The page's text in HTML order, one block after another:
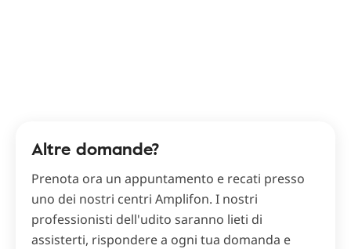
Altre domande?
Prenota ora un appuntamento e recati presso
uno dei nostri centri Amplifon. I nostri
professionisti dell'udito saranno lieti di
assisterti, rispondere a ogni tua domanda e